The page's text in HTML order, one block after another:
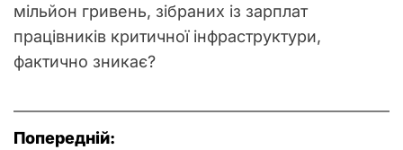
мільйон гривень, зібраних із зарплат
працівників критичної інфраструктури,
фактично зникає?
Н
Попередній: